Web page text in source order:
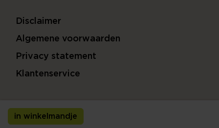
in winkelmandje
Disclaimer
Algemene voorwaarden
Privacy statement
Klantenservice